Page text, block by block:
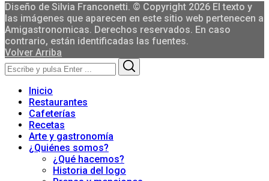
Diseño de Silvia Franconetti. © Copyright 2026 El texto y
las imágenes que aparecen en este sitio web pertenecen a
Amigastronomicas. Derechos reservados. En caso
contrario, están identificadas las fuentes.
Volver Arriba
Search
for:
Inicio
Restaurantes
Cafeterías
Recetas
Arte y gastronomía
¿Quiénes somos?
¿Qué hacemos?
Historia del logo